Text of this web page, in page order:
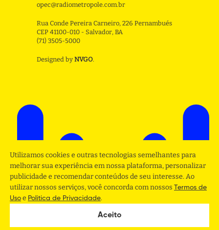
opec@radiometropole.com.br
Rua Conde Pereira Carneiro, 226 Pernambués
CEP 41100-010 - Salvador, BA
(71) 3505-5000
Designed by NVGO.
Utilizamos cookies e outras tecnologias semelhantes para
melhorar sua experiência em nossa plataforma, personalizar
publicidade e recomendar conteúdos de seu interesse. Ao
utilizar nossos serviços, você concorda com nossos Termos de
Uso e Politica de Privacidade.
Aceito